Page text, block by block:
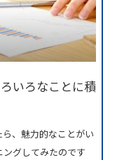
いろなことに積
、魅力的なことがい
グしてみたのです